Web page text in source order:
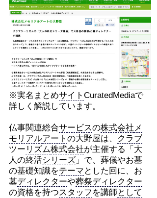
※実名まとめサイト CuratedMediaで
詳しく解説しています。
仏事関連総合サービスの株式会社メ
モリアルアート の大野屋は、
クラブ
ツー リズム株式会社が主催する「大
人の終活シリーズ」で、葬儀やお墓
の基礎知識をテーマ とした回に、お
墓ディレクターや葬祭ディレクター
の資格を持つスタッフ を講師 として